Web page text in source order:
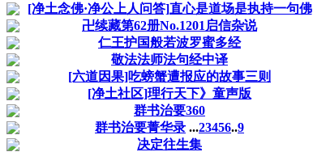
[净土念佛·净公上人问答]直心是道场是执持一句佛
卍续藏第62册No.1201启信杂说
仁王护国般若波罗蜜多经
敬法法师法句经中译
[六道因果]吃螃蟹遭报应的故事三则
[净土社区]理行天下》童声版
群书治要360
群书治要菁华录 ...23456..9
决定往生集